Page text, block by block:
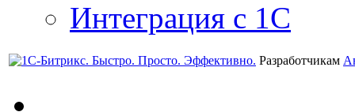
Интеграция с 1С
Разработчикам